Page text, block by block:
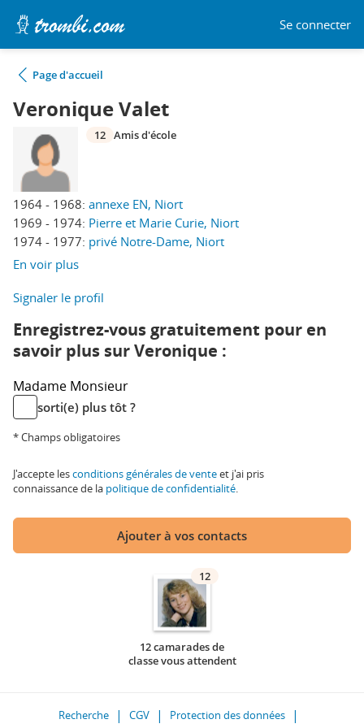
Se connecter
Page d'accueil
Veronique Valet
1964 - 1968: annexe EN, Niort
1969 - 1974: Pierre et Marie Curie, Niort
1974 - 1977: privé Notre-Dame, Niort
En voir plus
12 Amis d'école
Signaler le profil
Enregistrez-vous gratuitement pour en
savoir plus sur Veronique :
Madame Monsieur
sorti(e) plus tôt ?
* Champs obligatoires
J'accepte lesconditions générales de venteet j'ai pris
connaissance de la politique de confidentialité.
Ajouter à vos contacts
12
12 camarades de
classe vous attendent
Recherche CGV
Protection des données